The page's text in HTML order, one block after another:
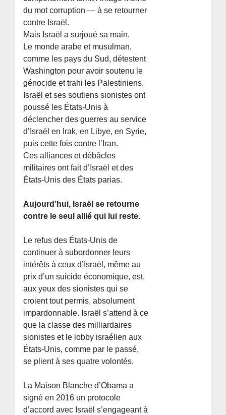
du mot corruption — à se retourner
contre Israël.
Mais Israël a surjoué sa main.
Le monde arabe et musulman,
comme les pays du Sud, détestent
Washington pour avoir soutenu le
génocide et trahi les Palestiniens.
Israël et ses soutiens sionistes ont
poussé les États-Unis à
déclencher des guerres au service
d’Israël en Irak, en Libye, en Syrie,
puis cette fois contre l’Iran.
Ces alliances et débâcles
militaires ont fait d’Israël et des
États-Unis des États parias.
Aujourd’hui, Israël se retourne
contre le seul allié qui lui reste.
Le refus des États-Unis de
continuer à subordonner leurs
intérêts à ceux d’Israël, même au
prix d’un suicide économique, est,
aux yeux des sionistes qui se
croient tout permis, absolument
impardonnable. Israël s’attend à ce
que la classe des milliardaires
sionistes et le lobby israélien aux
États-Unis, comme par le passé,
se plient à ses quatre volontés.
La Maison Blanche d’Obama a
signé en 2016 un protocole
d’accord avec Israël s’engageant à